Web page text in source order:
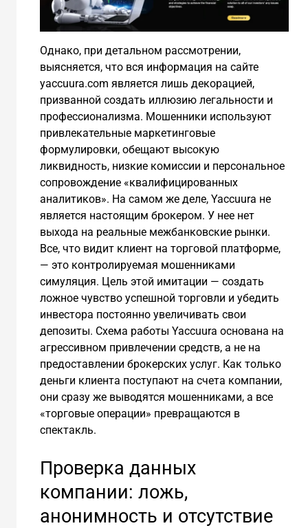
Однако, при детальном рассмотрении,
выясняется, что вся информация на сайте
yaccuura.com является лишь декорацией,
призванной создать иллюзию легальности и
профессионализма. Мошенники используют
привлекательные маркетинговые
формулировки, обещают высокую
ликвидность, низкие комиссии и персональное
сопровождение «квалифицированных
аналитиков». На самом же деле, Yaccuura не
является настоящим брокером. У нее нет
выхода на реальные межбанковские рынки.
Все, что видит клиент на торговой платформе,
— это контролируемая мошенниками
симуляция. Цель этой имитации — создать
ложное чувство успешной торговли и убедить
инвестора постоянно увеличивать свои
депозиты. Схема работы Yaccuura основана на
агрессивном привлечении средств, а не на
предоставлении брокерских услуг. Как только
деньги клиента поступают на счета компании,
они сразу же выводятся мошенниками, а все
«торговые операции» превращаются в
спектакль.
Проверка данных
компании: ложь,
анонимность и отсутствие